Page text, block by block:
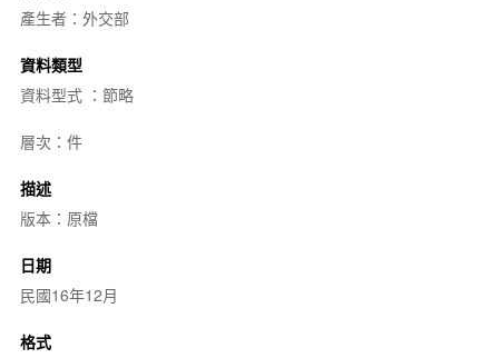
產生者：外交部
資料類型
資料型式 ：節略
層次：件
描述
版本：原檔
日期
民國16年12月
格式